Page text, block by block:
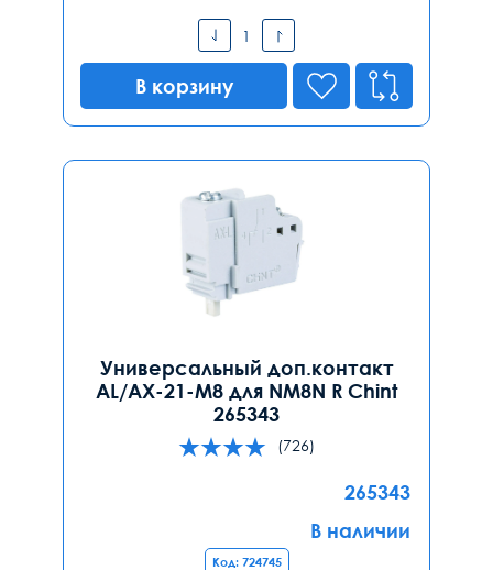
В корзину
Универсальный доп.контакт
AL/AX-21-M8 для NM8N R Chint
265343
(726)
265343
В наличии
Код: 724745